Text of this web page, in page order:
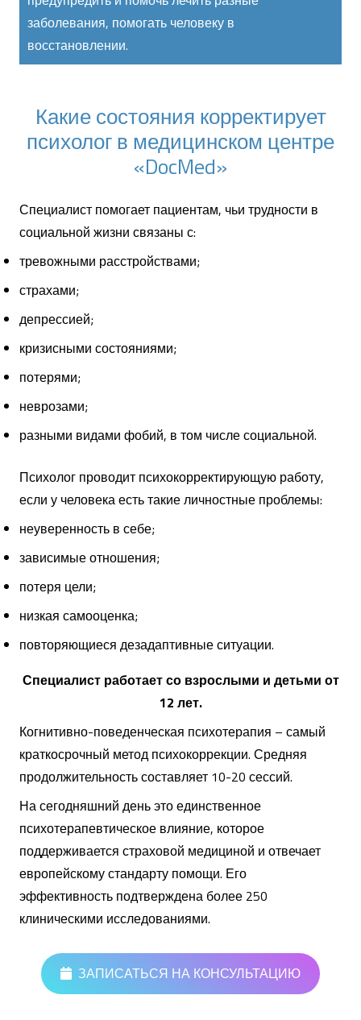
заболевания, помогать человеку в
восстановлении.
Какие состояния корректирует
психолог в медицинском центре
«DocMed»
Специалист помогает пациентам, чьи трудности в
социальной жизни связаны с:
тревожными расстройствами;
страхами;
депрессией;
кризисными состояниями;
потерями;
неврозами;
разными видами фобий, в том числе социальной.
Психолог проводит психокорректирующую работу,
если у человека есть такие личностные проблемы:
неуверенность в себе;
зависимые отношения;
потеря цели;
низкая самооценка;
повторяющиеся дезадаптивные ситуации.
Специалист работает со взрослыми и детьми от
12 лет.
Когнитивно-поведенческая психотерапия – самый
краткосрочный метод психокоррекции. Средняя
продолжительность составляет 10-20 сессий.
На сегодняшний день это единственное
психотерапевтическое влияние, которое
поддерживается страховой медициной и отвечает
европейскому стандарту помощи. Его
эффективность подтверждена более 250
клиническими исследованиями.
ЗАПИСАТЬСЯ НА КОНСУЛЬТАЦИЮ